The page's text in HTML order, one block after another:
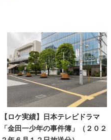
【ロケ実績】日本テレビドラマ
「金田一少年の事件簿」（２０２